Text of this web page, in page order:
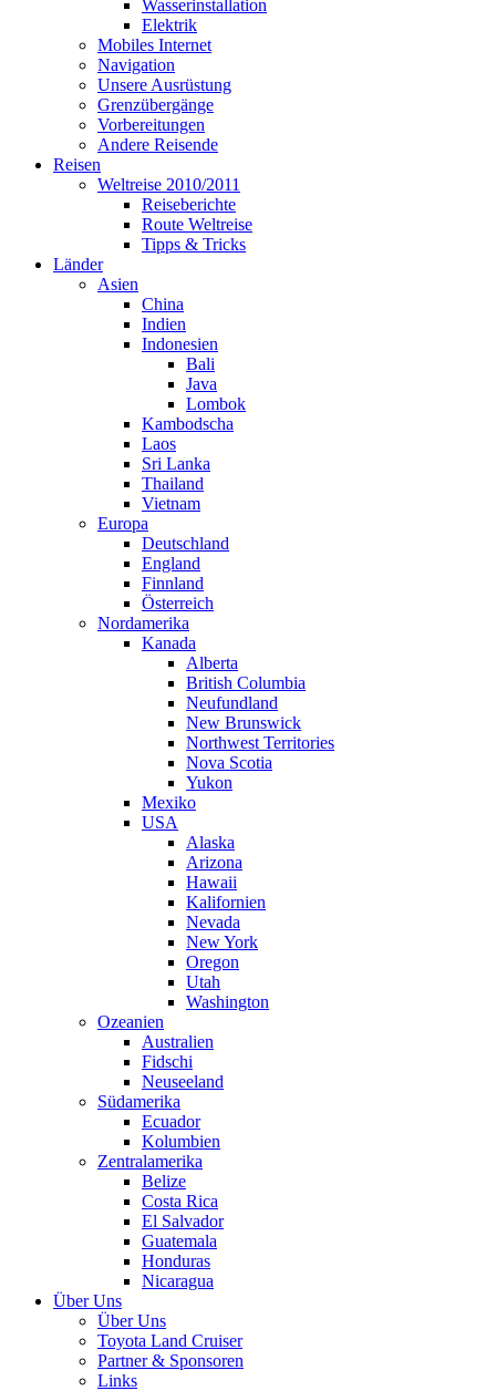
Wasserinstallation
Elektrik
Mobiles Internet
Navigation
Unsere Ausrüstung
Grenzübergänge
Vorbereitungen
Andere Reisende
Reisen
Weltreise 2010/2011
Reiseberichte
Route Weltreise
Tipps & Tricks
Länder
Asien
China
Indien
Indonesien
Bali
Java
Lombok
Kambodscha
Laos
Sri Lanka
Thailand
Vietnam
Europa
Deutschland
England
Finnland
Österreich
Nordamerika
Kanada
Alberta
British Columbia
Neufundland
New Brunswick
Northwest Territories
Nova Scotia
Yukon
Mexiko
USA
Alaska
Arizona
Hawaii
Kalifornien
Nevada
New York
Oregon
Utah
Washington
Ozeanien
Australien
Fidschi
Neuseeland
Südamerika
Ecuador
Kolumbien
Zentralamerika
Belize
Costa Rica
El Salvador
Guatemala
Honduras
Nicaragua
Über Uns
Über Uns
Toyota Land Cruiser
Partner & Sponsoren
Links